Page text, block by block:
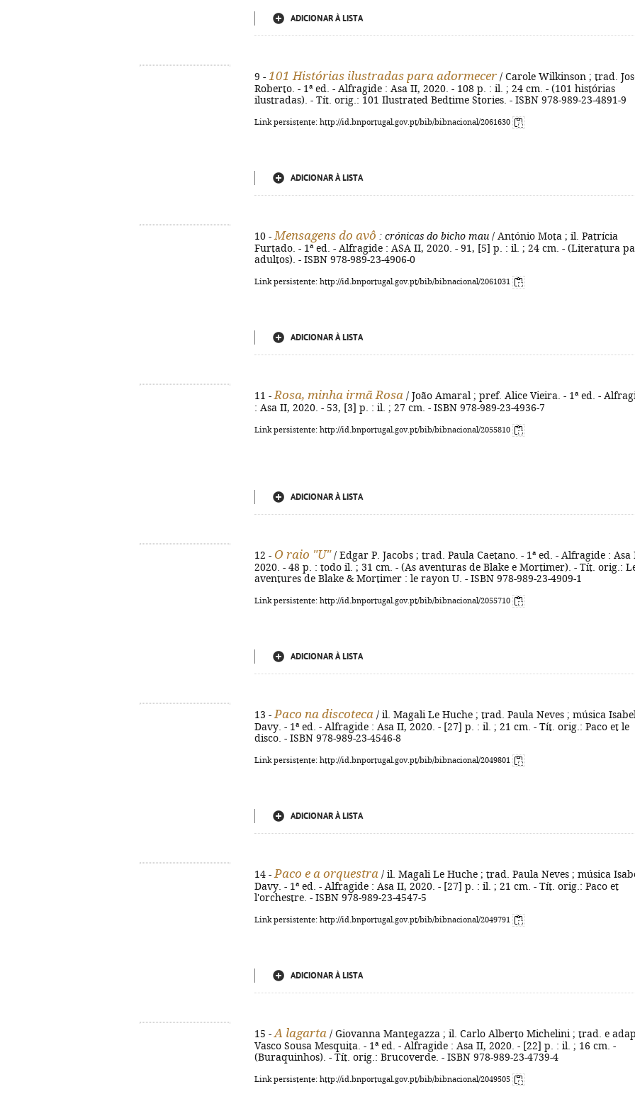
ADICIONAR À LISTA
9 - 101 Histórias ilustradas para adormecer / Carole Wilkinson ; trad.
Roberto. - 1ª ed. - Alfragide : Asa II, 2020. - 108 p. : il. ; 24 cm. - (101 histórias
ilustradas). - Tít. orig.: 101 Ilustrated Bedtime Stories. - ISBN 978-989-23-4891-9
Link persistente: http://id.bnportugal.gov.pt/bib/bibnacional/2061630
ADICIONAR À LISTA
10 - Mensagens do avô : crónicas do bicho mau / António Mota ; il. Patrícia
Furtado. - 1ª ed. - Alfragide : ASA II, 2020. - 91, [5] p. : il. ; 24 cm. - (Literatura
adultos). - ISBN 978-989-23-4906-0
Link persistente: http://id.bnportugal.gov.pt/bib/bibnacional/2061031
ADICIONAR À LISTA
11 - Rosa, minha irmã Rosa / João Amaral ; pref. Alice Vieira. - 1ª ed. -
: Asa II, 2020. - 53, [3] p. : il. ; 27 cm. - ISBN 978-989-23-4936-7
Link persistente: http://id.bnportugal.gov.pt/bib/bibnacional/2055810
ADICIONAR À LISTA
12 - O raio "U" / Edgar P. Jacobs ; trad. Paula Caetano. - 1ª ed. - Alfragide : Asa
2020. - 48 p. : todo il. ; 31 cm. - (As aventuras de Blake e Mortimer). - Tít. orig.:
aventures de Blake & Mortimer : le rayon U. - ISBN 978-989-23-4909-1
Link persistente: http://id.bnportugal.gov.pt/bib/bibnacional/2055710
ADICIONAR À LISTA
13 - Paco na discoteca / il. Magali Le Huche ; trad. Paula Neves ; música
Davy. - 1ª ed. - Alfragide : Asa II, 2020. - [27] p. : il. ; 21 cm. - Tít. orig.: Paco et le
disco. - ISBN 978-989-23-4546-8
Link persistente: http://id.bnportugal.gov.pt/bib/bibnacional/2049801
ADICIONAR À LISTA
14 - Paco e a orquestra / il. Magali Le Huche ; trad. Paula Neves ; música
Davy. - 1ª ed. - Alfragide : Asa II, 2020. - [27] p. : il. ; 21 cm. - Tít. orig.: Paco et
l'orchestre. - ISBN 978-989-23-4547-5
Link persistente: http://id.bnportugal.gov.pt/bib/bibnacional/2049791
ADICIONAR À LISTA
15 - A lagarta / Giovanna Mantegazza ; il. Carlo Alberto Michelini ; trad. e
Vasco Sousa Mesquita. - 1ª ed. - Alfragide : Asa II, 2020. - [22] p. : il. ; 16 cm. -
(Buraquinhos). - Tít. orig.: Brucoverde. - ISBN 978-989-23-4739-4
Link persistente: http://id.bnportugal.gov.pt/bib/bibnacional/2049505